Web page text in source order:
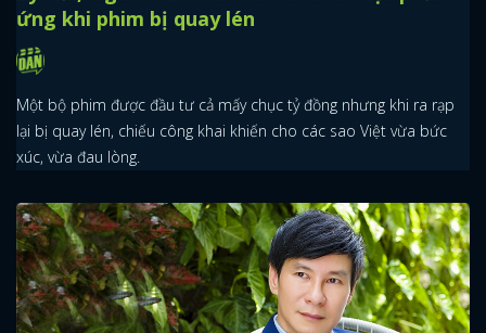
ứng khi phim bị quay lén
Một bộ phim được đầu tư cả mấy chục tỷ đồng nhưng khi ra rạp
lại bị quay lén, chiếu công khai khiến cho các sao Việt vừa bức
xúc, vừa đau lòng.